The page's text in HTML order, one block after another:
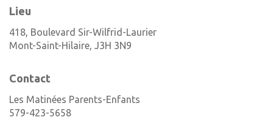
Lieu
418, Boulevard Sir-Wilfrid-Laurier
Mont-Saint-Hilaire, J3H 3N9
Contact
Les Matinées Parents-Enfants
579-423-5658